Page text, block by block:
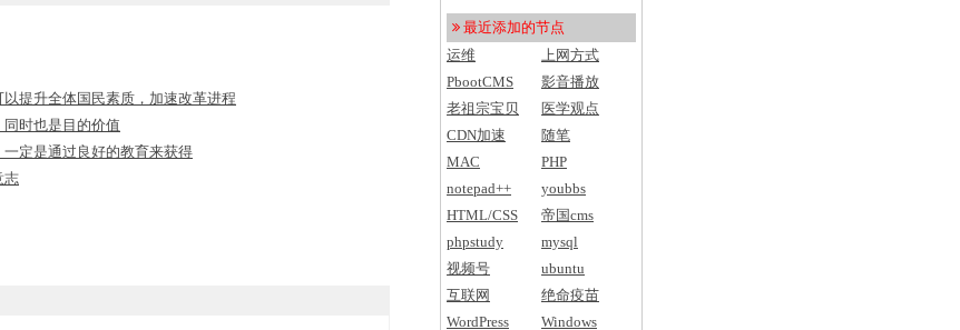
提升全体国民素质，加速改革进程
时也是目的价值
定是通过良好的教育来获得
志
最近添加的节点
运维
PbootCMS
老祖宗宝贝
CDN加速
MAC
notepad++
HTML/CSS
phpstudy
视频号
互联网
WordPress
上网方式
影音播放
医学观点
随笔
PHP
youbbs
帝国cms
mysql
ubuntu
绝命疫苗
Windows